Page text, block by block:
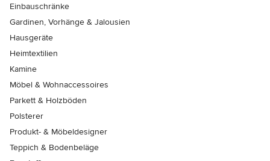
Einbauschränke
Gardinen, Vorhänge & Jalousien
Hausgeräte
Heimtextilien
Kamine
Möbel & Wohnaccessoires
Parkett & Holzböden
Polsterer
Produkt- & Möbeldesigner
Teppich & Bodenbeläge